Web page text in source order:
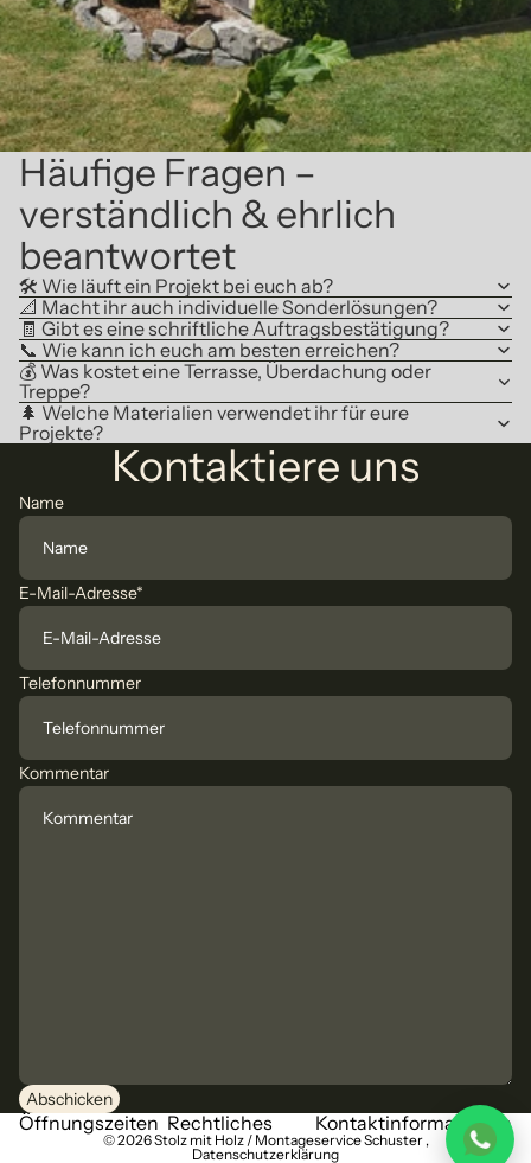
Häufige Fragen –
verständlich & ehrlich
beantwortet
🛠️ Wie läuft ein Projekt bei euch ab?
📐 Macht ihr auch individuelle Sonderlösungen?
🧾 Gibt es eine schriftliche Auftragsbestätigung?
📞 Wie kann ich euch am besten erreichen?
💰 Was kostet eine Terrasse, Überdachung oder
Treppe?
🌲 Welche Materialien verwendet ihr für eure
Projekte?
Kontaktiere uns
Name
E-Mail-Adresse*
Telefonnummer
Kommentar
Abschicken
Öffnungszeiten Rechtliches Kontaktinformationen
© 2026Stolz mit Holz / Montageservice Schuster ,
Datenschutzerklärung